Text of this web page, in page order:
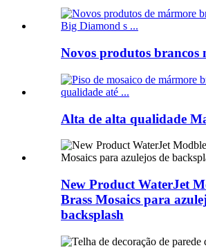
Novos produtos brancos
Alta de alta qualidade
New Product WaterJet
Brass Mosaics para
backsplash